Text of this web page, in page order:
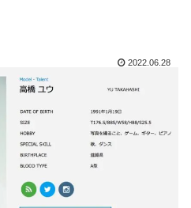
2022.06.28